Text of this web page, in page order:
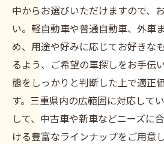
中からお選びいただけますので、
い。軽自動車や普通自動車、外車
め、用途や好みに応じてお好きな
るよう、ご希望の車探しをお手伝
態をしっかりと判断した上で適正
す。三重県内の広範囲に対応して
して、中古車や新車などニーズに
ける豊富なラインナップをご用意